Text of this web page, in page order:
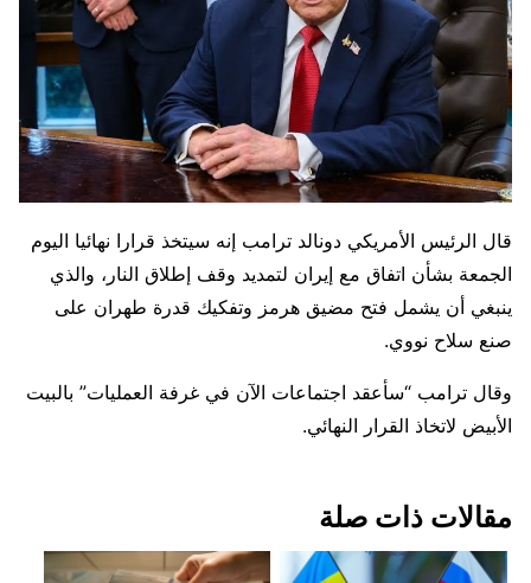
قال الرئيس الأمريكي ​دونالد ترامب إنه سيتخذ قرارا نهائيا اليوم
الجمعة بشأن اتفاق مع إيران لتمديد وقف إطلاق النار، والذي
ينبغي ‌أن يشمل فتح مضيق هرمز وتفكيك قدرة طهران على
صنع سلاح نووي.
وقال ترامب “سأعقد اجتماعات الآن في غرفة العمليات” بالبيت
الأبيض لاتخاذ القرار النهائي.
مقالات ذات صلة